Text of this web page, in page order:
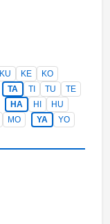
KU KE
KO
TA TI TU
TE
HA HI
HU
MO YA
YO